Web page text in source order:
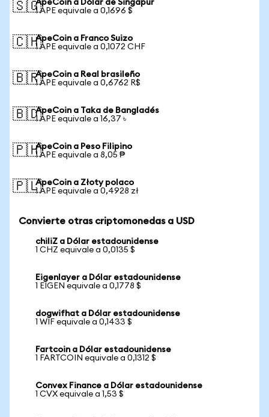
🇸🇬ApeCoin a Dólar de Singapur
1 APE equivale a 0,1696 $
🇨🇭ApeCoin a Franco Suizo
1 APE equivale a 0,1072 CHF
🇧🇷ApeCoin a Real brasileño
1 APE equivale a 0,6762 R$
🇧🇩ApeCoin a Taka de Bangladés
1 APE equivale a 16,37 ৳
🇵🇭ApeCoin a Peso Filipino
1 APE equivale a 8,05 ₱
🇵🇱ApeCoin a Złoty polaco
1 APE equivale a 0,4928 zł
Convierte otras criptomonedas a USD
chiliZ a Dólar estadounidense
1 CHZ equivale a 0,0135 $
Eigenlayer a Dólar estadounidense
1 EIGEN equivale a 0,1778 $
dogwifhat a Dólar estadounidense
1 WIF equivale a 0,1433 $
Fartcoin a Dólar estadounidense
1 FARTCOIN equivale a 0,1312 $
Convex Finance a Dólar estadounidense
1 CVX equivale a 1,53 $